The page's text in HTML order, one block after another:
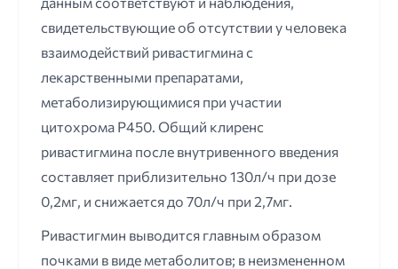
свидетельствующие об отсутствии у человека
взаимодействий ривастигмина с
лекарственными препаратами,
метаболизирующимися при участии
цитохрома Р450. Общий клиренс
ривастигмина после внутривенного введения
составляет приблизительно 130л/ч при дозе
0,2мг, и снижается до 70л/ч при 2,7мг.
Ривастигмин выводится главным образом
почками в виде метаболитов; в неизмененном